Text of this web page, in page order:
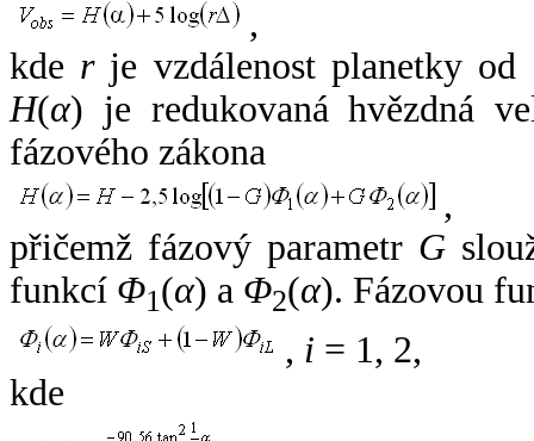
,
kde rje vzdálenost planetky od
H(α) je redukovaná hvězdná
fázového zákona
,
přičemž fázový parametr G
funkcí Φ1(α) a Φ2(α). Fázovou
, i = 1, 2,
kde